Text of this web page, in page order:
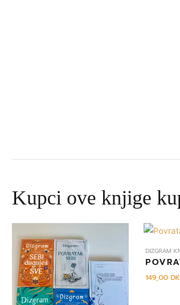
Kupci ove knjige
Izvorna
cijena
bila
je:
695,00 DKK.
Trenutna
645,00 DKK.
DIZGRAM
149,00